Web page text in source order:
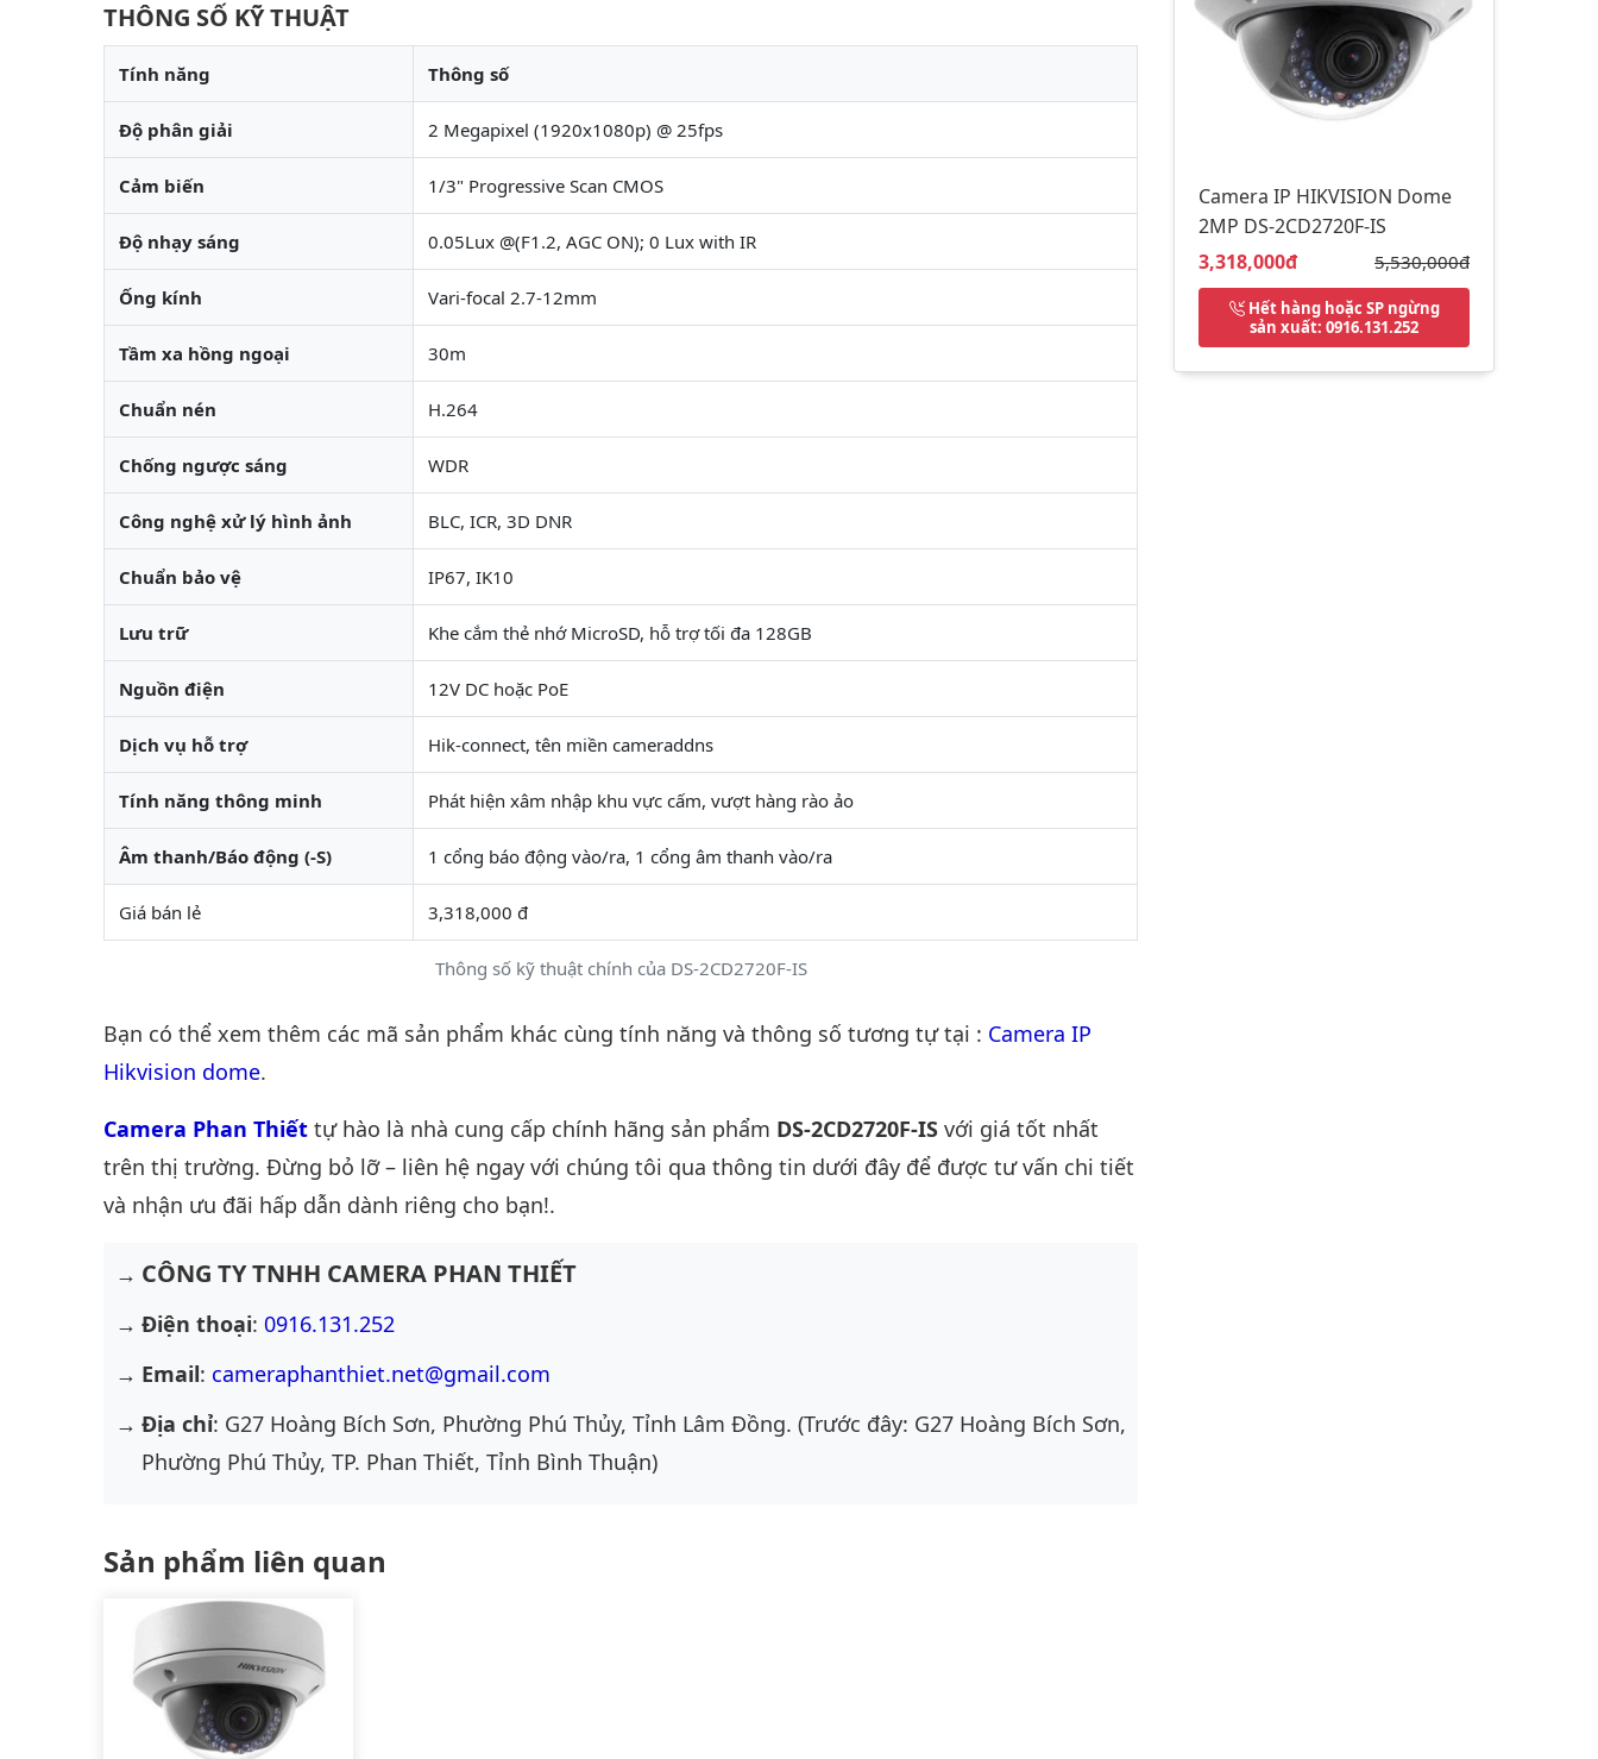
THÔNG SỐ KỸ THUẬT
Thông số kỹ thuật chính của DS-2CD2720F-IS
Tính năng Thông số
Độ phân giải 2 Megapixel (1920x1080p) @ 25fps
Cảm biến 1/3" Progressive Scan CMOS
Độ nhạy sáng 0.05Lux @(F1.2, AGC ON); 0 Lux with IR
Ống kính Vari-focal 2.7-12mm
Tầm xa hồng ngoại 30m
Chuẩn nén H.264
Chống ngược sáng WDR
Công nghệ xử lý hình ảnh BLC, ICR, 3D DNR
Chuẩn bảo vệ IP67, IK10
Lưu trữ Khe cắm thẻ nhớ MicroSD, hỗ trợ tối đa 128GB
Nguồn điện 12V DC hoặc PoE
Dịch vụ hỗ trợ Hik-connect, tên miền cameraddns
Tính năng thông minh Phát hiện xâm nhập khu vực cấm, vượt hàng rào ảo
Âm thanh/Báo động (-S) 1 cổng báo động vào/ra, 1 cổng âm thanh vào/ra
Giá bán lẻ 3,318,000 đ
Bạn có thể xem thêm các mã sản phẩm khác cùng tính năng và thông số tương tự tại : Camera IP
Hikvision dome.
Camera Phan Thiết tự hào là nhà cung cấp chính hãng sản phẩm DS-2CD2720F-IS với giá tốt nhất
trên thị trường. Đừng bỏ lỡ – liên hệ ngay với chúng tôi qua thông tin dưới đây để được tư vấn chi tiết
và nhận ưu đãi hấp dẫn dành riêng cho bạn!.
CÔNG TY TNHH CAMERA PHAN THIẾT
Điện thoại: 0916.131.252
Email: cameraphanthiet.net@gmail.com
Địa chỉ: G27 Hoàng Bích Sơn, Phường Phú Thủy, Tỉnh Lâm Đồng. (Trước đây: G27 Hoàng Bích Sơn,
Phường Phú Thủy, TP. Phan Thiết, Tỉnh Bình Thuận)
Sản phẩm liên quan
Camera IP HIKVISION Dome
2MP DS-2CD2720F-IS
Giá bán:
3,318,000đ Giá gốc:
5,530,000đ
Hết hàng hoặc SP ngừng
sản xuất: 0916.131.252